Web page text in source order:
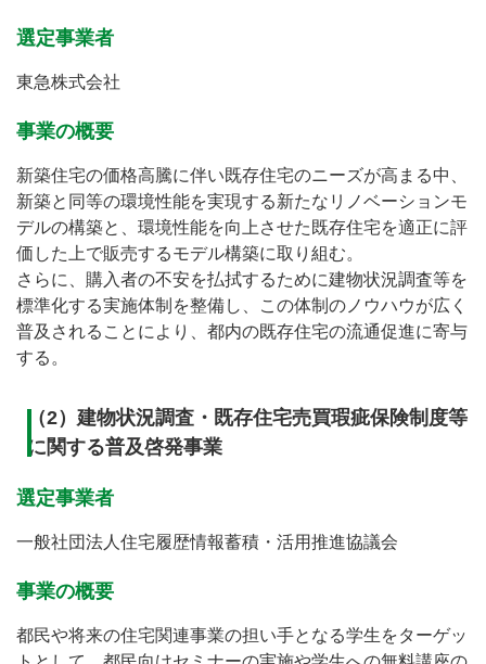
選定事業者
東急株式会社
事業の概要
新築住宅の価格高騰に伴い既存住宅のニーズが高まる中、
新築と同等の環境性能を実現する新たなリノベーションモ
デルの構築と、環境性能を向上させた既存住宅を適正に評
価した上で販売するモデル構築に取り組む。
さらに、購入者の不安を払拭するために建物状況調査等を
標準化する実施体制を整備し、この体制のノウハウが広く
普及されることにより、都内の既存住宅の流通促進に寄与
する。
（2）建物状況調査・既存住宅売買瑕疵保険制度等
に関する普及啓発事業
選定事業者
一般社団法人住宅履歴情報蓄積・活用推進協議会
事業の概要
都民や将来の住宅関連事業の担い手となる学生をターゲッ